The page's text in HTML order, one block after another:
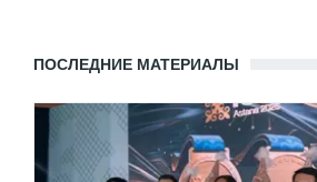
ПОСЛЕДНИЕ МАТЕРИАЛЫ